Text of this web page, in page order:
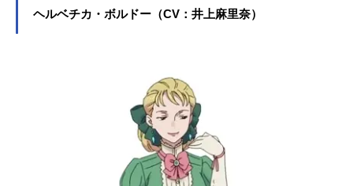
介！
ヘルベチカ・ボルドー（CV：井上麻里奈）